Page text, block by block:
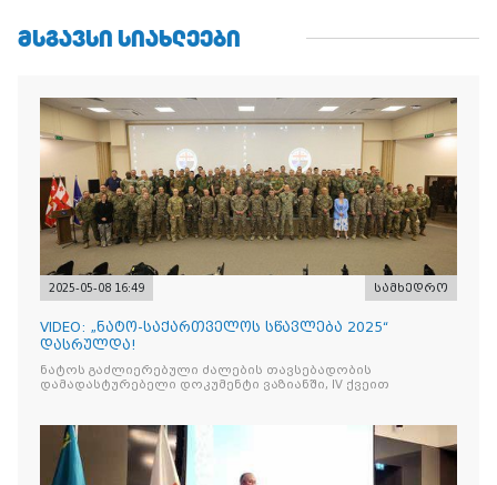
ᲛᲡᲒᲐᲕᲡᲘ ᲡᲘᲐᲮᲚᲔᲔᲑᲘ
2025-05-08 16:49 სამხედრო
VIDEO: „ნატო-საქართველოს სწავლება 2025“
დასრულდა!
ნატოს გაძლიერებული ძალების თავსებადობის
დამადასტურებელი დოკუმენტი ვაზიანში, IV ქვეით